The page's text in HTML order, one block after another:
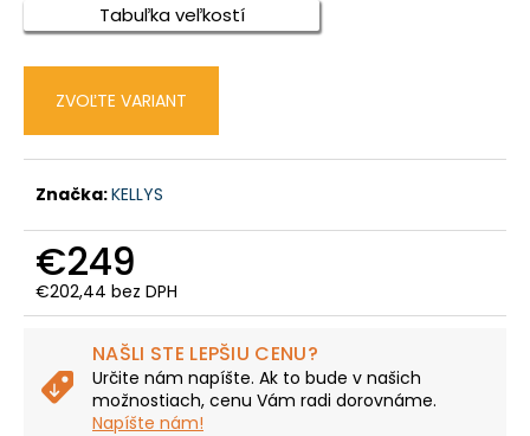
Tabuľka veľkostí
ZVOĽTE VARIANT
Značka:KELLYS
€249
€202,44 bez DPH
Jednotková
NAŠLI STE LEPŠIU CENU?
Určite nám napíšte. Ak to bude v našich
možnostiach, cenu Vám radi dorovnáme.
Napíšte nám!
HĽADAŤ
O
d
p
o
ú
č
m